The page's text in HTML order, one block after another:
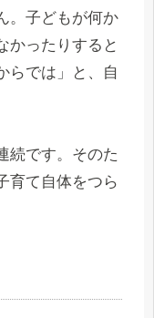
。子どもが何か
かったりすると
らでは」と、自
続です。そのた
育て自体をつら